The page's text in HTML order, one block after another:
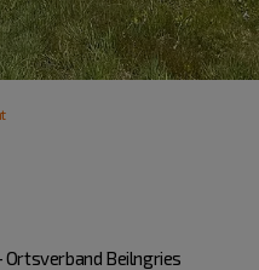
Ortsverband Beilngries